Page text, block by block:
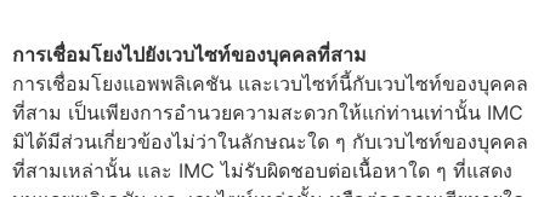
การเชื่อมโยงไปยังเวบไซท์ของบุคคลที่สาม
การเชื่อมโยงแอพพลิเคชัน และเวบไซท์นี้กับเวบไซท์ของบุคคล
ที่สาม เป็นเพียงการอำนวยความสะดวกให้แก่ท่านเท่านั้น IMC
มิได้มีส่วนเกี่ยวข้องไม่ว่าในลักษณะใด ๆ กับเวบไซท์ของบุคคล
ที่สามเหล่านั้น และ IMC ไม่รับผิดชอบต่อเนื้อหาใด ๆ ที่แสดง